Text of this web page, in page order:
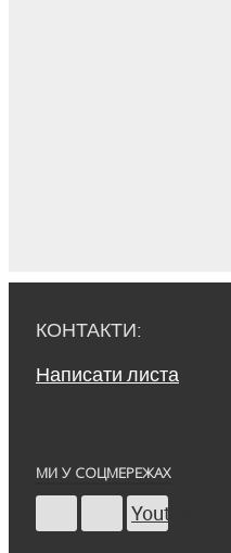
КОНТАКТИ:
Написати листа
МИ У СОЦМЕРЕЖАХ
Youtube